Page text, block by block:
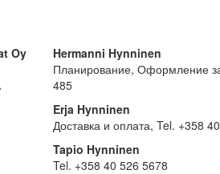
Oy
Hermanni Hynninen
Планирование, Оформление
485
Erja Hynninen
Доставка и оплата, Tel. +358
Tapio Hynninen
Tel. +358 40 526 5678